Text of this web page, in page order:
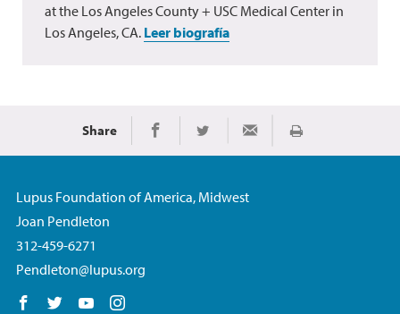
at the Los Angeles County + USC Medical Center in
Los Angeles, CA. Leer biografía
Share Share on Facebook
Share on TwitterShare via EmailImprimir
Lupus Foundation of America, Midwest
Joan Pendleton
312-459-6271
Pendleton@lupus.org
Follow us on Facebook
Follow us on Twitter
Follow us on YouTube